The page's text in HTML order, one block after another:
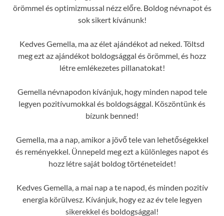
örömmel és optimizmussal nézz előre. Boldog névnapot és
sok sikert kívánunk!
Kedves Gemella, ma az élet ajándékot ad neked. Töltsd
meg ezt az ajándékot boldogsággal és örömmel, és hozz
létre emlékezetes pillanatokat!
Gemella névnapodon kívánjuk, hogy minden napod tele
legyen pozitívumokkal és boldogsággal. Köszöntünk és
bízunk benned!
Gemella, ma a nap, amikor a jövő tele van lehetőségekkel
és reményekkel. Ünnepeld meg ezt a különleges napot és
hozz létre saját boldog történeteidet!
Kedves Gemella, a mai nap a te napod, és minden pozitív
energia körülvesz. Kívánjuk, hogy ez az év tele legyen
sikerekkel és boldogsággal!